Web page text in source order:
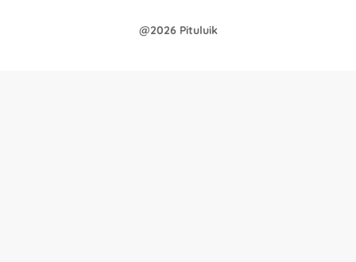
@2026 Pituluik